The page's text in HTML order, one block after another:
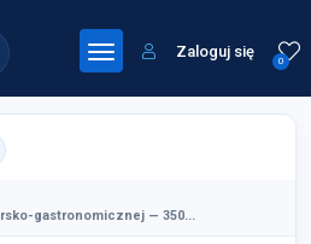
0
Zaloguj się
gastronomicznej — 350...